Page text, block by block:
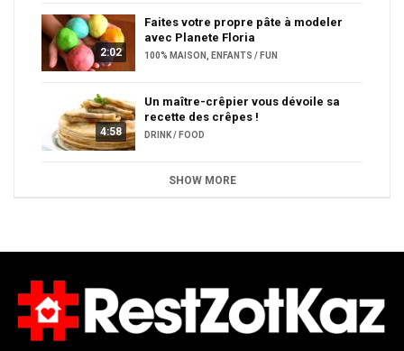
2:02
Faites votre propre pâte à modeler
avec Planete Floria
100% MAISON, ENFANTS / FUN
4:58
Un maître-crêpier vous dévoile sa
recette des crêpes !
DRINK / FOOD
SHOW MORE